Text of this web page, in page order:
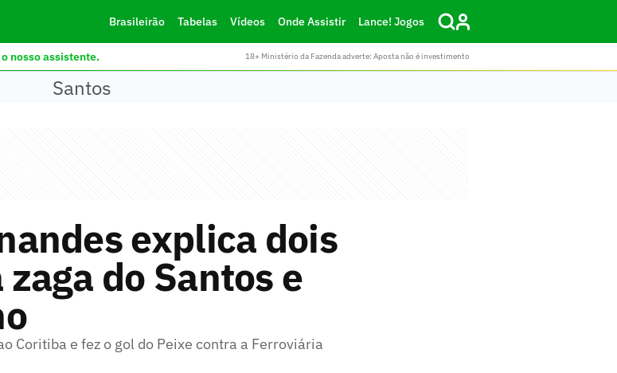
Brasileirão Tabelas Vídeos Onde Assistir Lance! Jogos
nosso assistente. 18+ Ministério da Fazenda adverte: Aposta não é investimento
Santos
explica dois
do Santos e
Coritiba e fez o gol do Peixe contra a Ferroviária